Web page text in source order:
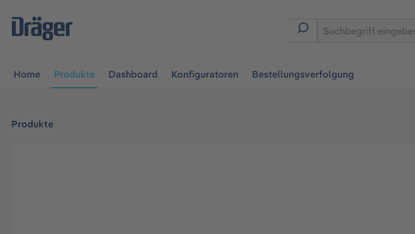
springen
Home Produkte Dashboard Konfiguratoren Bestellungsverfolgung
Produkte